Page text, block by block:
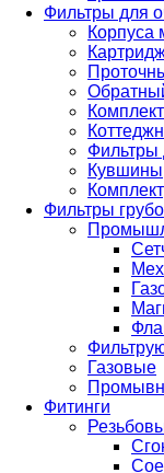
Фильтры для
Корпуса
Фильтры
Кувшины
Фильтры
Газовые
Фитинги